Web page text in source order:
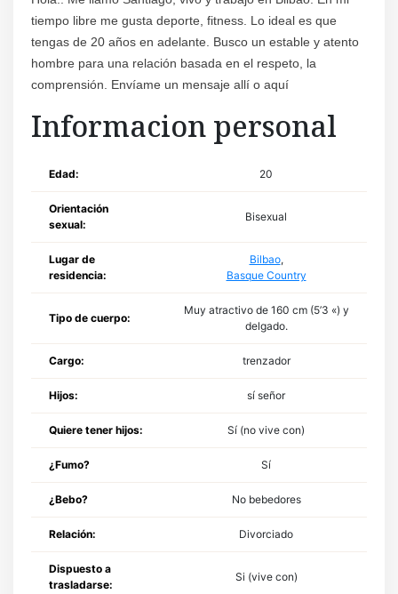
tiempo libre me gusta deporte, fitness. Lo ideal es que
tengas de 20 años en adelante. Busco un estable y atento
hombre para una relación basada en el respeto, la
comprensión. Envíame un mensaje allí o aquí
Informacion personal
Edad: 20
Orientación
sexual:
Bisexual
Lugar de
residencia:
Bilbao,
Basque Country
Tipo de cuerpo:
Muy atractivo de 160 cm (5’3 «) y
delgado.
Cargo: trenzador
Hijos: sí señor
Quiere tener hijos: Sí (no vive con)
¿Fumo? Sí
¿Bebo? No bebedores
Relación: Divorciado
Dispuesto a
trasladarse:
Si (vive con)